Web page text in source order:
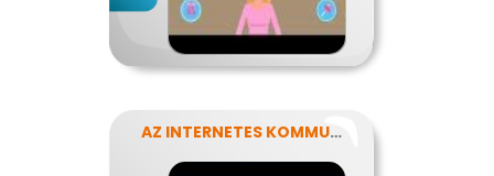
AZ INTERNETES KOMMUNIKÁCIÓ NÉHÁNY SAJÁTOSSÁGA